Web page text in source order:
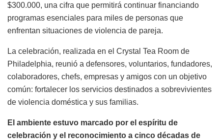
$300.000, una cifra que permitirá continuar financiando
programas esenciales para miles de personas que
enfrentan situaciones de violencia de pareja.
La celebración, realizada en el Crystal Tea Room de
Philadelphia, reunió a defensores, voluntarios, fundadores,
colaboradores, chefs, empresas y amigos con un objetivo
común: fortalecer los servicios destinados a sobrevivientes
de violencia doméstica y sus familias.
El ambiente estuvo marcado por el espíritu de
celebración y el reconocimiento a cinco décadas de